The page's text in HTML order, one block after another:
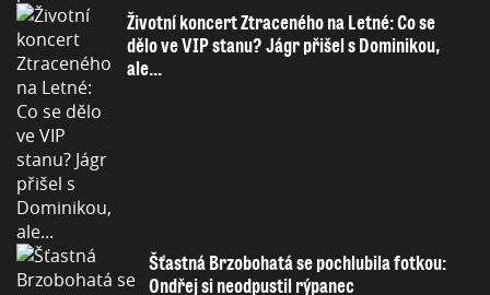
Životní koncert Ztraceného na Letné: Co se
dělo ve VIP stanu? Jágr přišel s Dominikou,
ale...
Šťastná Brzobohatá se pochlubila fotkou:
Ondřej si neodpustil rýpanec